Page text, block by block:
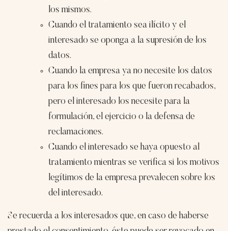
los mismos.
Cuando el tratamiento sea ilícito y el
interesado se oponga a la supresión de los
datos.
Cuando la empresa ya no necesite los datos
para los fines para los que fueron recabados,
pero el interesado los necesite para la
formulación, el ejercicio o la defensa de
reclamaciones.
Cuando el interesado se haya opuesto al
tratamiento mientras se verifica si los motivos
legítimos de la empresa prevalecen sobre los
del interesado.
Se recuerda a los interesados que, en caso de haberse